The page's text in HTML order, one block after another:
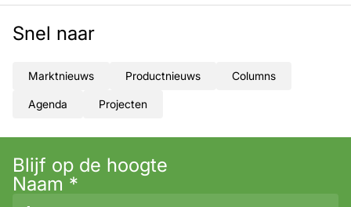
Snel naar
Marktnieuws Productnieuws Columns
Agenda Projecten
Blijf op de hoogte
Naam *